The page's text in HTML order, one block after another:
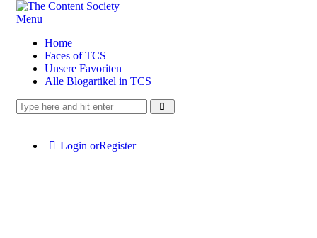
Menu
Home
Faces of TCS
Unsere Favoriten
Alle Blogartikel in TCS
Login orRegister